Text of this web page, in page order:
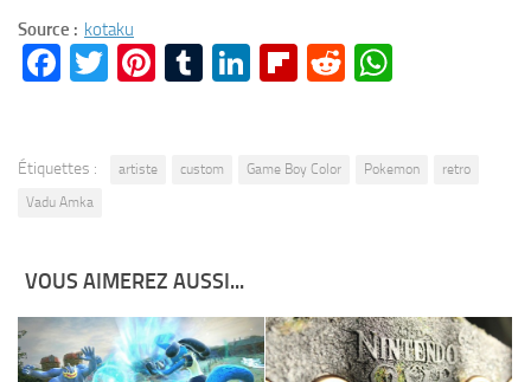
Source : kotaku
Facebook
Twitter
Pinterest
Tumblr
LinkedIn
Flipboard
Reddit
Étiquettes : artiste custom Game Boy Color Pokemon
retro
Vadu Amka
VOUS AIMEREZ AUSSI...